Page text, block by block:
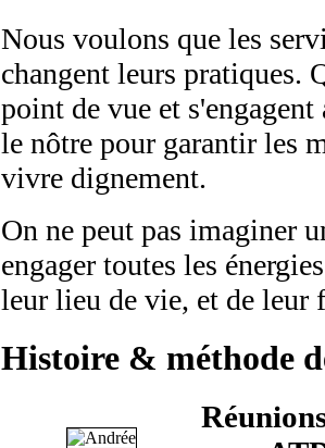
Nous voulons que les
changent leurs pratiques.
point de vue et
le nôtre pour garantir les
vivre dignement.
On ne peut pas imaginer
engager toutes les
leur lieu de vie, et de leur
Histoire & méthode